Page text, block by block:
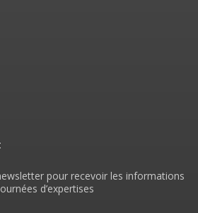
pour recevoir les informations
d’expertises